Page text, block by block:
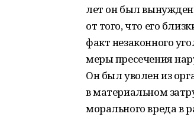
лет он был вынужден
от того, что его
факт незаконного
меры пресечения
Он был уволен из
в материальном
морального вреда в